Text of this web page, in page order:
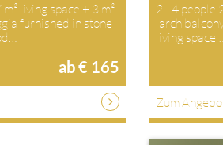
living space + 3 m²
furnished in stone
ab € 165
2 - 4 people
larch
living space…
Zum